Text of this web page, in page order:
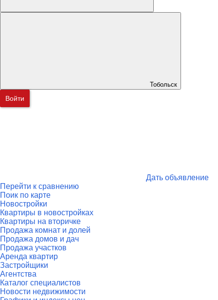
Тобольск
Войти
Дать объявление
Перейти к сравнению
Поик по карте
Новостройки
Квартиры в новостройках
Квартиры на вторичке
Продажа комнат и долей
Продажа домов и дач
Продажа участков
Аренда квартир
Застройщики
Агентства
Каталог специалистов
Новости недвижимости